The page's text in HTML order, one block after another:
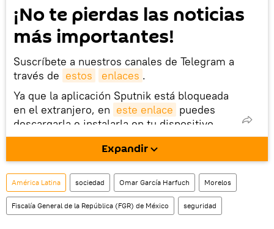
¡No te pierdas las noticias
más importantes!
Suscríbete a nuestros canales de Telegram a
través de estos enlaces .
Ya que la aplicación Sputnik está bloqueada
en el extranjero, en este enlace puedes
descargarla e instalarla en tu dispositivo
móvil (¡solo para Android!).
Expandir
América Latina sociedad Omar García Harfuch Morelos
Fiscalía General de la República (FGR) de México seguridad